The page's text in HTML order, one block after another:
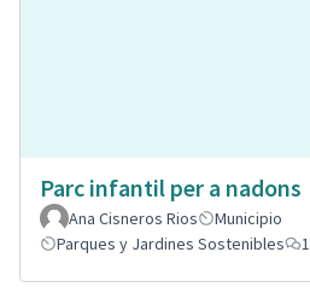
Parc infantil per a nadons
Ana Cisneros Rios
Municipio
Parques y Jardines Sostenibles
1